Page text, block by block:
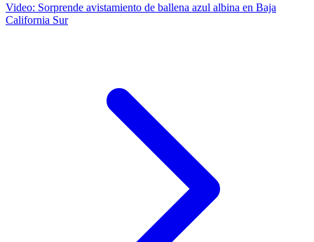
Video: Sorprende avistamiento de ballena azul albina en Baja
California Sur